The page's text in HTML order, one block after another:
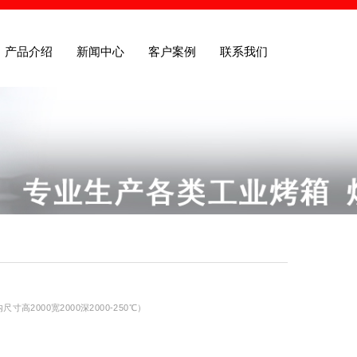
产品介绍 新闻中心 客户案例 联系我们
寸高2000宽2000深2000-250℃）